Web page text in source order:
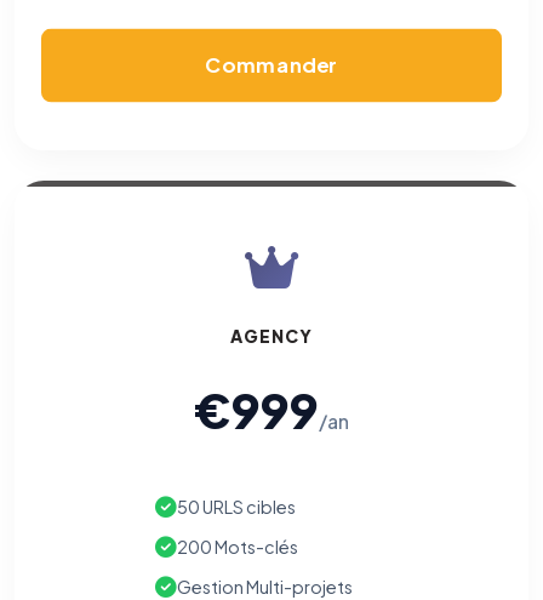
Commander
AGENCY
€999/an
50 URLS cibles
200 Mots-clés
Gestion Multi-projets
mesurer l'efficacité de nos campagnes (Google Ads,
pixels 2026 / FAQ juillet 2026).Ce suivi n'est pas géré par ce
vous opposer à ce suivi ») — sans vous désinscrire des envois — ou
contact@logicielreferencement.com
(section Traceurs dans les Courriels).